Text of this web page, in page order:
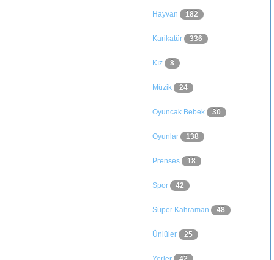
Hayvan 182
Karikatür 336
Kız 8
Müzik 24
Oyuncak Bebek 30
Oyunlar 138
Prenses 18
Spor 42
Süper Kahraman 48
Ünlüler 25